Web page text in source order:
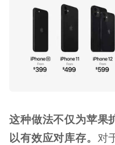
这种做法不仅为苹果
以有效应对库存。 对